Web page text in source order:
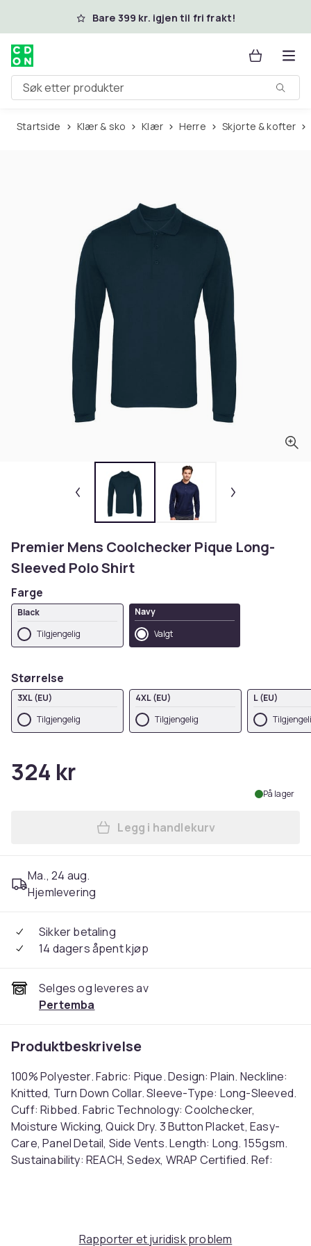
Hopp til hovedinnholdBare 399 kr. igjen til fri frakt!
Søk etter produkter
Startside Klær & sko Klær Herre Skjorte & kofter
Premier Mens Coolchecker Pique Long-
Sleeved Polo Shirt
Farge
Black
Tilgjengelig
Navy
Valgt
Størrelse
3XL (EU)
Tilgjengelig
4XL (EU)
Tilgjengelig
L (EU)
324 kr
På lager
Legg Premier Mens
Legg i handlekurv
Ma., 24 aug.
Hjemlevering
Sikker betaling
14 dagers åpent kjøp
Selges og leveres av
Pertemba
Produktbeskrivelse
100% Polyester. Fabric: Pique. Design: Plain. Neckline:
Knitted, Turn Down Collar. Sleeve-Type: Long-Sleeved.
Cuff: Ribbed. Fabric Technology: Coolchecker,
Moisture Wicking, Quick Dry. 3 Button Placket, Easy-
Care, Panel Detail, Side Vents. Length: Long. 155gsm.
Sustainability: REACH, Sedex, WRAP Certified. Ref:
Rapporter et juridisk problem